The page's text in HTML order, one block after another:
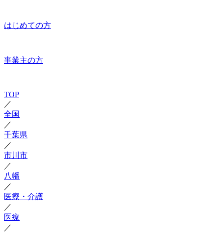
はじめての方
事業主の方
TOP
／
全国
／
千葉県
／
市川市
／
八幡
／
医療・介護
／
医療
／